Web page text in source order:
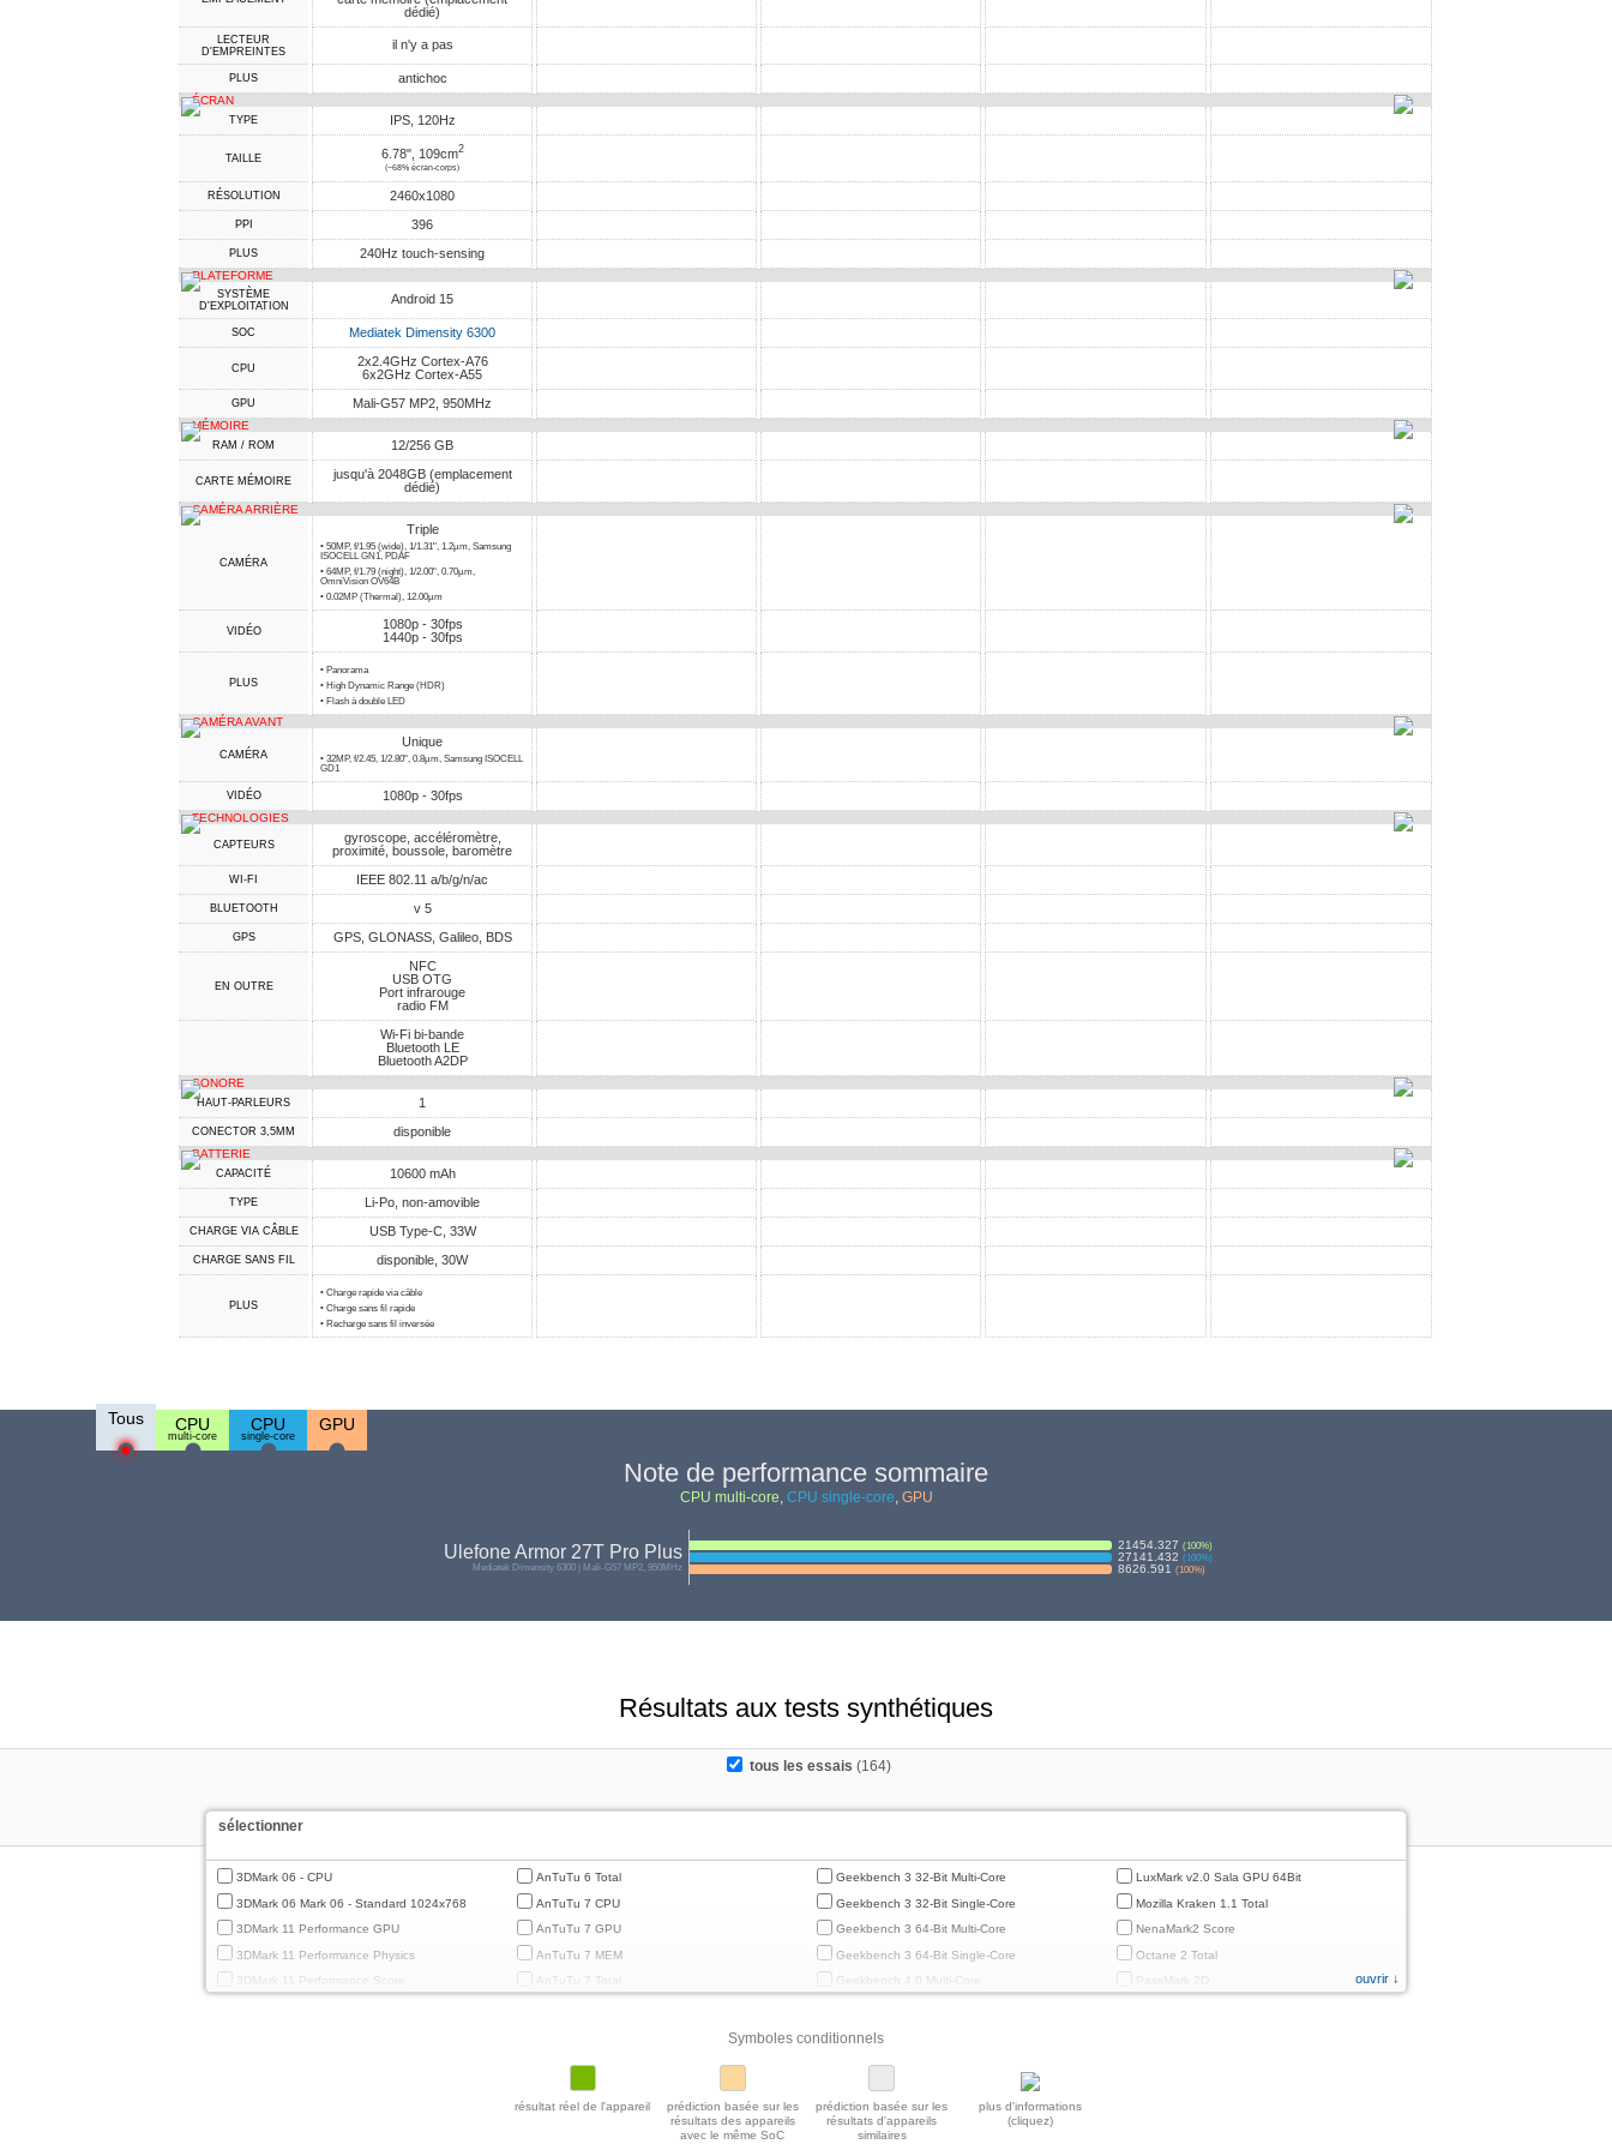
dédié)
LECTEUR
D'EMPREINTES
il n'y a pas
PLUS antichoc
ÉCRAN
TYPE IPS, 120Hz
TAILLE 6.78", 109cm2
(~68% écran-corps)
RÉSOLUTION 2460x1080
PPI 396
PLUS 240Hz touch-sensing
PLATEFORME
SYSTÈME
D'EXPLOITATION
Android 15
SOC Mediatek Dimensity 6300
CPU
2x2.4GHz Cortex-A76
6x2GHz Cortex-A55
GPU Mali-G57 MP2, 950MHz
MÉMOIRE
RAM / ROM 12/256 GB
CARTE MÉMOIRE
jusqu'à 2048GB (emplacement
dédié)
CAMÉRA ARRIÈRE
CAMÉRA
Triple
• 50MP, f/1.95 (wide), 1/1.31", 1.2µm, Samsung
ISOCELL GN1, PDAF
• 64MP, f/1.79 (night), 1/2.00", 0.70µm,
OmniVision OV64B
• 0.02MP (Thermal), 12.00µm
VIDÉO
1080p - 30fps
1440p - 30fps
PLUS
• Panorama
• High Dynamic Range (HDR)
• Flash à double LED
CAMÉRA AVANT
CAMÉRA
Unique
• 32MP, f/2.45, 1/2.80", 0.8µm, Samsung ISOCELL
GD1
VIDÉO 1080p - 30fps
TECHNOLOGIES
CAPTEURS
gyroscope, accéléromètre,
proximité, boussole, baromètre
WI-FI IEEE 802.11 a/b/g/n/ac
BLUETOOTH v 5
GPS GPS, GLONASS, Galileo, BDS
EN OUTRE
NFC
USB OTG
Port infrarouge
radio FM
Wi-Fi bi-bande
Bluetooth LE
Bluetooth A2DP
SONORE
HAUT-PARLEURS 1
CONECTOR 3,5MM disponible
BATTERIE
CAPACITÉ 10600 mAh
TYPE Li-Po, non-amovible
CHARGE VIA CÂBLE USB Type-C, 33W
CHARGE SANS FIL disponible, 30W
PLUS
• Charge rapide via câble
• Charge sans fil rapide
• Recharge sans fil inversée
Tous CPU
multi-core
CPU
single-core
GPU
Note de performance sommaire
CPU multi-core, CPU single-core, GPU
Ulefone Armor 27T Pro Plus
Mediatek Dimensity 6300 | Mali-G57 MP2, 950MHz
21454.327 (100%)
27141.432 (100%)
8626.591 (100%)
Résultats aux tests synthétiques
tous les essais (164)
sélectionner
3DMark 06 - CPU
3DMark 06 Mark 06 - Standard 1024x768
3DMark 11 Performance GPU
3DMark 11 Performance Physics
3DMark 11 Performance Score
AnTuTu 6 Total
AnTuTu 7 CPU
AnTuTu 7 GPU
AnTuTu 7 MEM
AnTuTu 7 Total
AnTuTu 8 Total
Geekbench 3 32-Bit Multi-Core
Geekbench 3 32-Bit Single-Core
Geekbench 3 64-Bit Multi-Core
Geekbench 3 64-Bit Single-Core
Geekbench 4.0 Multi-Core
Geekbench 4.4 Multi-Core
Geekbench 5 64-Bit Single-Core
Geekbench 5.1 / 5.2 64 Bit Multi-Core
LuxMark v2.0 Sala GPU 64Bit
Mozilla Kraken 1.1 Total
NenaMark2 Score
Octane 2 Total
PassMark 2D
ouvrir ↓
Symboles conditionnels
résultat réel de l'appareil
prédiction basée sur les
résultats des appareils
avec le même SoC
prédiction basée sur les
résultats d'appareils
similaires
plus d'informations
(cliquez)